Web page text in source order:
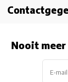
Nooit